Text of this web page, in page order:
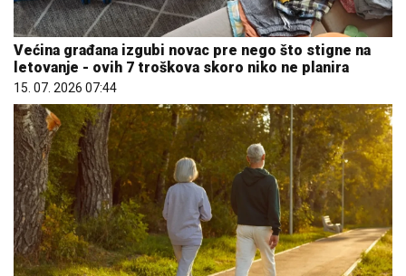
Većina građana izgubi novac pre nego što stigne na
letovanje - ovih 7 troškova skoro niko ne planira
15. 07. 2026 07:44